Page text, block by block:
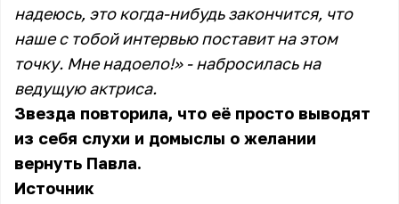
надеюсь, это когда-нибудь закончится, что
наше с тобой интервью поставит на этом
точку. Мне надоело!» - набросилась на
ведущую актриса.
Звезда повторила, что её просто выводят
из себя слухи и домыслы о желании
вернуть Павла.
Источник